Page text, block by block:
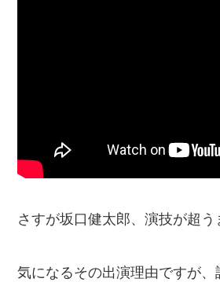
さすが坂口健太郎、演技が超う
気になるその出演理由ですが、